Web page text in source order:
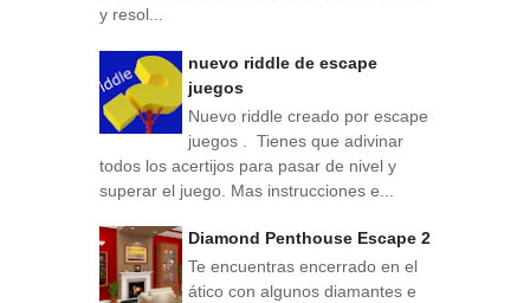
y resol...
nuevo riddle de escape
juegos
Nuevo riddle creado por escape
juegos . Tienes que adivinar
todos los acertijos para pasar de nivel y
superar el juego. Mas instrucciones e...
Diamond Penthouse Escape 2
Te encuentras encerrado en el
ático con algunos diamantes e